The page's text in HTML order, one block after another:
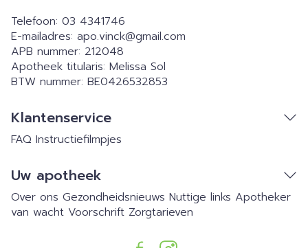
Telefoon: 03 4341746
E-mailadres: apo.vinck@gmail.com
APB nummer: 212048
Apotheek titularis: Melissa Sol
BTW nummer: BE0426532853
Klantenservice
FAQ Instructiefilmpjes
Uw apotheek
Over ons Gezondheidsnieuws Nuttige links Apotheker
van wacht Voorschrift Zorgtarieven